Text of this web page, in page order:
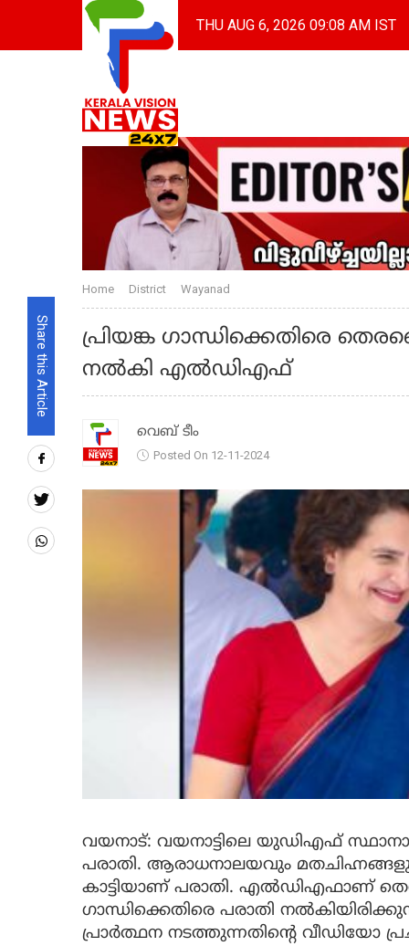
THU AUG 6, 2026 09:08 AM IST
Share this Article
Home District Wayanad
പ്രിയങ്ക ഗാന്ധിക്കെതിരെ
നൽകി എൽഡിഎഫ്
വെബ് ടീം
Posted On 12-11-2024
വയനാട്: വയനാട്ടിലെ യുഡിഎഫ്
പരാതി. ആരാധനാലയവും
കാട്ടിയാണ് പരാതി. എല്‍ഡിഎഫാണ്
ഗാന്ധിക്കെതിരെ പരാതി
പ്രാര്‍ത്ഥന നടത്തുന്നതിന്‍റെ വീഡിയോ